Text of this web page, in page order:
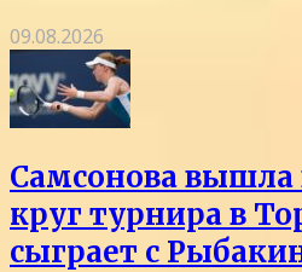
09.08.2026
Самсонова вышла
круг турнира в
сыграет с